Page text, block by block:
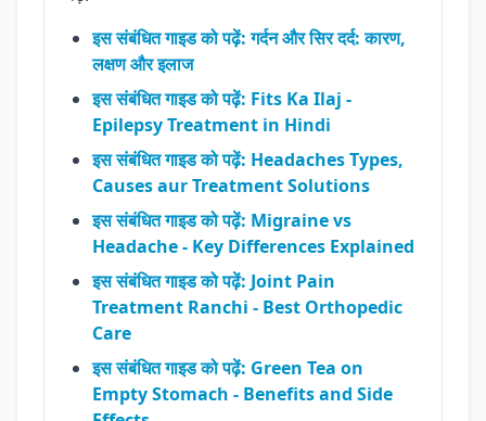
इस संबंधित गाइड को पढ़ें: गर्दन और सिर दर्द: कारण,
लक्षण और इलाज
इस संबंधित गाइड को पढ़ें: Fits Ka Ilaj -
Epilepsy Treatment in Hindi
इस संबंधित गाइड को पढ़ें: Headaches Types,
Causes aur Treatment Solutions
इस संबंधित गाइड को पढ़ें: Migraine vs
Headache - Key Differences Explained
इस संबंधित गाइड को पढ़ें: Joint Pain
Treatment Ranchi - Best Orthopedic
Care
इस संबंधित गाइड को पढ़ें: Green Tea on
Empty Stomach - Benefits and Side